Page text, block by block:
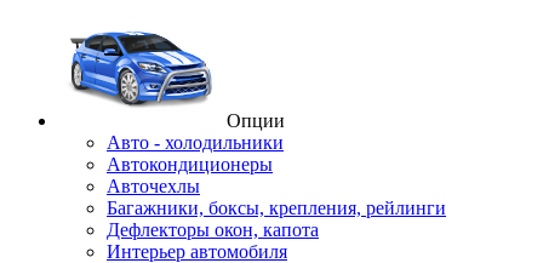
Опции
Авто - холодильники
Автокондиционеры
Авточехлы
Багажники, боксы, крепления, рейлинги
Дефлекторы окон, капота
Интерьер автомобиля